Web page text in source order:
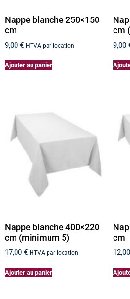
Nappe blanche 250×150
cm
9,00 € HTVA par location
Ajouter au panier
cm
9,00
Nappe blanche 400×220
cm (minimum 5)
17,00 € HTVA par location
Ajouter au panier
cm
12,00